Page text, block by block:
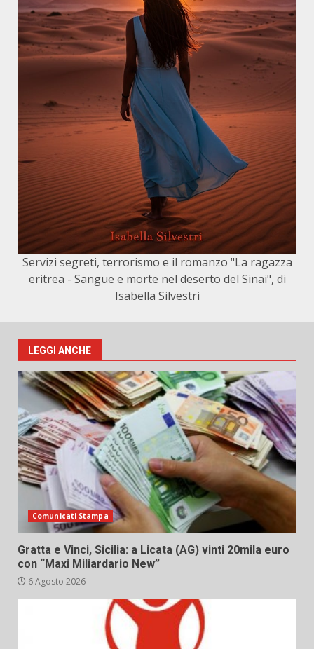
Servizi segreti, terrorismo e il romanzo "La ragazza
eritrea - Sangue e morte nel deserto del Sinai", di
Isabella Silvestri
LEGGI ANCHE
Comunicati Stampa
Gratta e Vinci, Sicilia: a Licata (AG) vinti 20mila euro
con “Maxi Miliardario New”
6 Agosto 2026